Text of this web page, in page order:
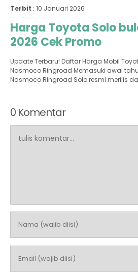
Terbit : 10 Januari 2026
Harga Toyota Solo
2026 Cek Promo
Update Terbaru! Daftar Harga Mobil
Nasmoco Ringroad Memasuki awal
Nasmoco Ringroad Solo resmi merilis
0 Komentar